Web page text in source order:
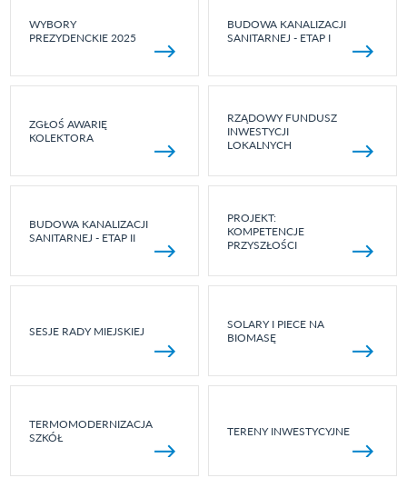
WYBORY
PREZYDENCKIE 2025
BUDOWA KANALIZACJI
SANITARNEJ - ETAP I
ZGŁOŚ AWARIĘ
KOLEKTORA
RZĄDOWY FUNDUSZ
INWESTYCJI
LOKALNYCH
BUDOWA KANALIZACJI
SANITARNEJ - ETAP II
PROJEKT:
KOMPETENCJE
PRZYSZŁOŚCI
SESJE RADY MIEJSKIEJ
SOLARY I PIECE NA
BIOMASĘ
TERMOMODERNIZACJA
SZKÓŁ
TERENY INWESTYCYJNE